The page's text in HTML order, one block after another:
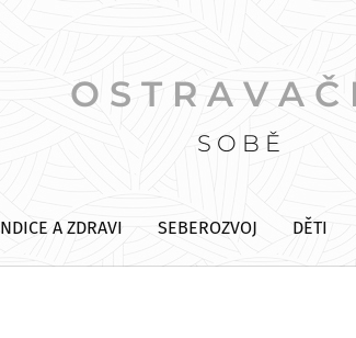
O S T R A V A Č
S O B Ě
A ZDRAVI SEBEROZVOJ DĚTI